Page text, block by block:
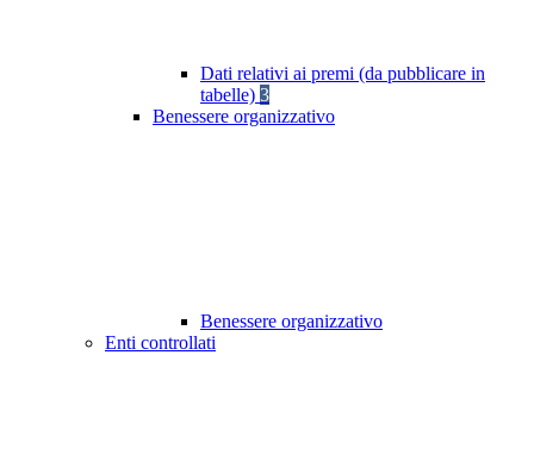
Dati relativi ai premi (da pubblicare in
tabelle) 3
Benessere organizzativo
Benessere organizzativo
Enti controllati